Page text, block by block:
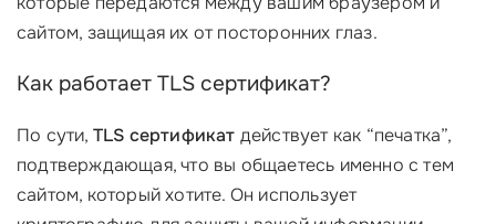
сайтом, защищая их от посторонних глаз.
Как работает TLS сертификат?
По сути, TLS сертификат действует как “печатка”,
подтверждающая, что вы общаетесь именно с тем
сайтом, который хотите. Он использует